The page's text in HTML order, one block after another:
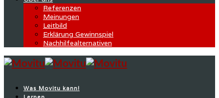
Referenzen
Meinungen
Leitbild
Erklärung Gewinnspiel
Nachhilfealternativen
Was Movitu kann!